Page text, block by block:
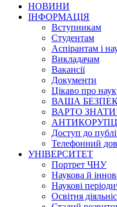
НОВИНИ
ІНФОРМАЦІЯ
Вступникам
Студентам
Аспірантам і
Викладачам
Вакансії
Документи
Цікаво про
ВАША
ВАРТО
Доступ до
Телефонний
УНІВЕРСИТЕТ
Портрет ЧНУ
Наукова й
Наукові
Освітня